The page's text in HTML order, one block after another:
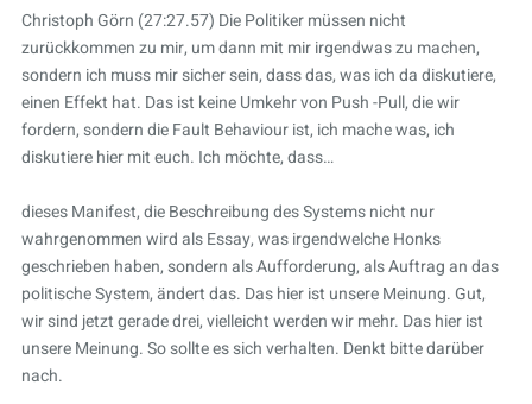
Christoph Görn (27:27.57) Die Politiker müssen nicht
zurückkommen zu mir, um dann mit mir irgendwas zu machen,
sondern ich muss mir sicher sein, dass das, was ich da diskutiere,
einen Effekt hat. Das ist keine Umkehr von Push -Pull, die wir
fordern, sondern die Fault Behaviour ist, ich mache was, ich
diskutiere hier mit euch. Ich möchte, dass…
dieses Manifest, die Beschreibung des Systems nicht nur
wahrgenommen wird als Essay, was irgendwelche Honks
geschrieben haben, sondern als Aufforderung, als Auftrag an das
politische System, ändert das. Das hier ist unsere Meinung. Gut,
wir sind jetzt gerade drei, vielleicht werden wir mehr. Das hier ist
unsere Meinung. So sollte es sich verhalten. Denkt bitte darüber
nach.